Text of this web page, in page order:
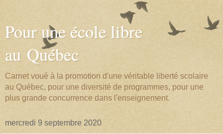
Pour une école libre
au Québec
Carnet voué à la promotion d'une véritable liberté scolaire
au Québec, pour une diversité de programmes, pour une
plus grande concurrence dans l'enseignement.
mercredi 9 septembre 2020